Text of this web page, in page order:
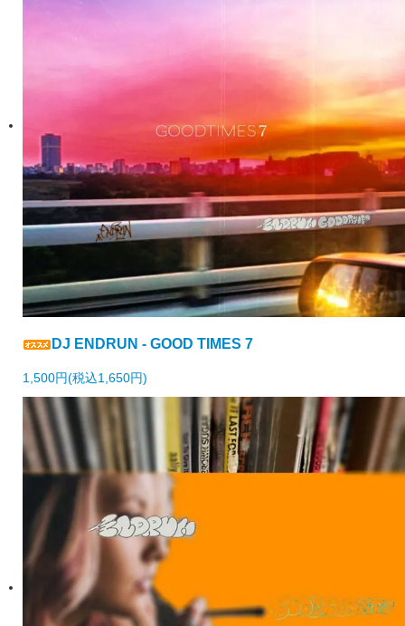
DJ ENDRUN - GOOD TIMES 7
1,500円(税込1,650円)